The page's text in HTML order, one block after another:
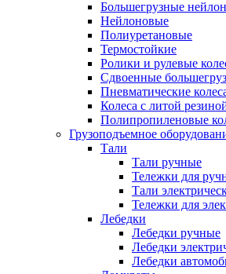
Большегрузные
Нейлоновые
Полиуретановые
Термостойкие
Ролики и рулевые
Сдвоенные
Пневматические
Колеса с литой
Полипропиленовые
Грузоподъемное
Тали
Тали ручные
Тележки для
Тали
Тележки для
Лебедки
Лебедки ручные
Лебедки
Лебедки